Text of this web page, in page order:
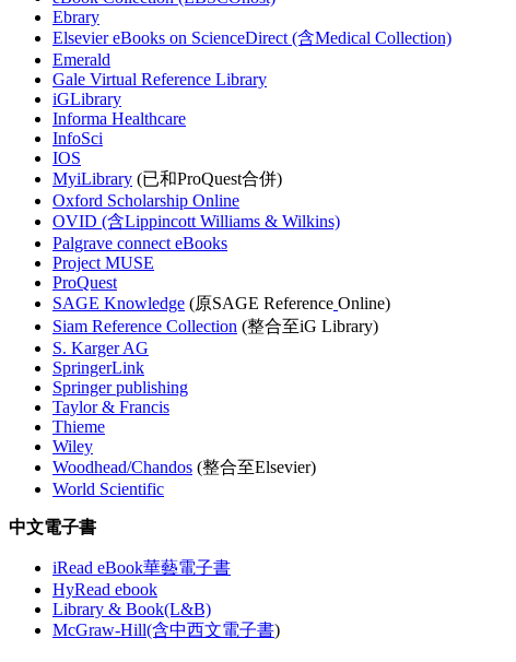
Ebrary
Elsevier eBooks on ScienceDirect (含Medical Collection)
Emerald
Gale Virtual Reference Library
iGLibrary
Informa Healthcare
InfoSci
IOS
MyiLibrary (已和ProQuest合併)
Oxford Scholarship Online
OVID (含Lippincott Williams & Wilkins)
Palgrave connect eBooks
Project MUSE
ProQuest
SAGE Knowledge (原SAGE Reference Online)
Siam Reference Collection (整合至iG Library)
S. Karger AG
SpringerLink
Springer publishing
Taylor & Francis
Thieme
Wiley
Woodhead/Chandos (整合至Elsevier)
World Scientific
中文電子書
iRead eBook華藝電子書
HyRead ebook
Library & Book(L&B)
McGraw-Hill(含中西文電子書)